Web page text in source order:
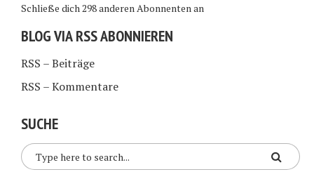
Schließe dich 298 anderen Abonnenten an
BLOG VIA RSS ABONNIEREN
RSS – Beiträge
RSS – Kommentare
SUCHE